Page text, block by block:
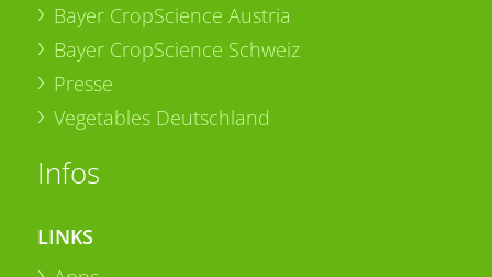
Bayer CropScience Austria
Bayer CropScience Schweiz
Presse
Vegetables Deutschland
Infos
LINKS